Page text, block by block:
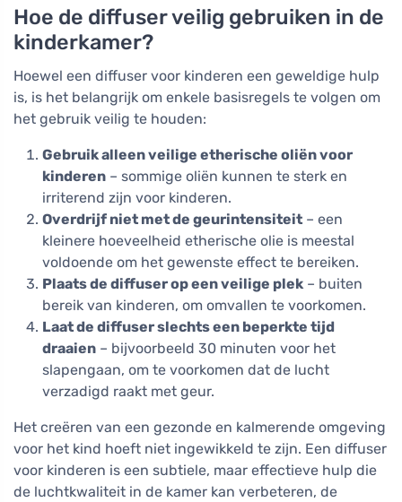
Hoe de diffuser veilig gebruiken in de
kinderkamer?
Hoewel een diffuser voor kinderen een geweldige hulp
is, is het belangrijk om enkele basisregels te volgen om
het gebruik veilig te houden:
Gebruik alleen veilige etherische oliën voor
kinderen – sommige oliën kunnen te sterk en
irriterend zijn voor kinderen.
Overdrijf niet met de geurintensiteit – een
kleinere hoeveelheid etherische olie is meestal
voldoende om het gewenste effect te bereiken.
Plaats de diffuser op een veilige plek – buiten
bereik van kinderen, om omvallen te voorkomen.
Laat de diffuser slechts een beperkte tijd
draaien – bijvoorbeeld 30 minuten voor het
slapengaan, om te voorkomen dat de lucht
verzadigd raakt met geur.
Het creëren van een gezonde en kalmerende omgeving
voor het kind hoeft niet ingewikkeld te zijn. Een diffuser
voor kinderen is een subtiele, maar effectieve hulp die
de luchtkwaliteit in de kamer kan verbeteren, de